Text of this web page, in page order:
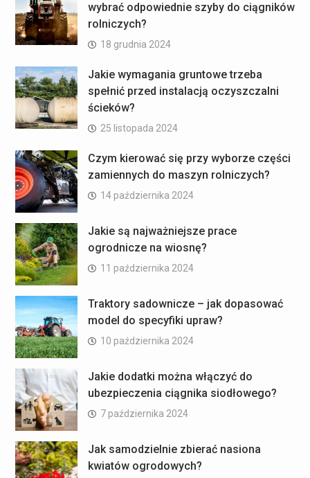
wybrać odpowiednie szyby do ciągników
rolniczych?
18 grudnia 2024
Jakie wymagania gruntowe trzeba
spełnić przed instalacją oczyszczalni
ścieków?
25 listopada 2024
Czym kierować się przy wyborze części
zamiennych do maszyn rolniczych?
14 października 2024
Jakie są najważniejsze prace
ogrodnicze na wiosnę?
11 października 2024
Traktory sadownicze – jak dopasować
model do specyfiki upraw?
10 października 2024
Jakie dodatki można włączyć do
ubezpieczenia ciągnika siodłowego?
7 października 2024
Jak samodzielnie zbierać nasiona
kwiatów ogrodowych?